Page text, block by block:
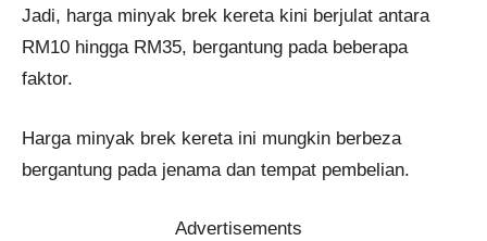
Jadi, harga minyak brek kereta kini berjulat antara
RM10 hingga RM35, bergantung pada beberapa
faktor.
Harga minyak brek kereta ini mungkin berbeza
bergantung pada jenama dan tempat pembelian.
Advertisements